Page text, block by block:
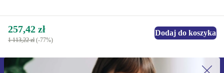
257,42 zł
1 113,22 zł (-77%)
Dodaj do koszyka